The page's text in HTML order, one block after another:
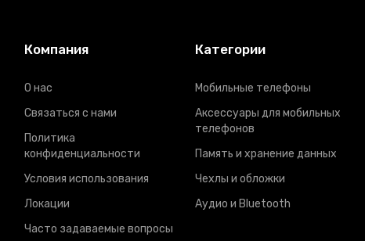
Компания
О нас
Связаться с нами
Политика
конфиденциальности
Условия использования
Локации
Часто задаваемые вопросы
Категории
Мобильные телефоны
Аксессуары для мобильных
телефонов
Память и хранение данных
Чехлы и обложки
Аудио и Bluetooth